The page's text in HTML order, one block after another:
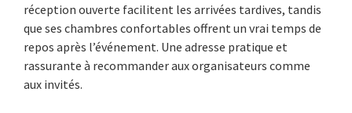
réception ouverte facilitent les arrivées tardives, tandis
que ses chambres confortables offrent un vrai temps de
repos après l’événement. Une adresse pratique et
rassurante à recommander aux organisateurs comme
aux invités.